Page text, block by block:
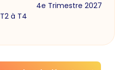
4e Trimestre 2027
à T4